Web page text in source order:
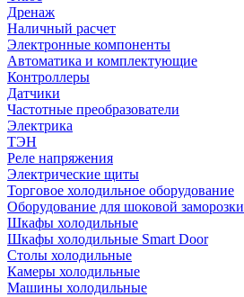
Дренаж
Наличный расчет
Электронные компоненты
Автоматика и комплектующие
Контроллеры
Датчики
Частотные преобразователи
Электрика
ТЭН
Реле напряжения
Электрические щиты
Торговое холодильное оборудование
Оборудование для шоковой заморозки
Шкафы холодильные
Шкафы холодильные Smart Door
Столы холодильные
Камеры холодильные
Машины холодильные